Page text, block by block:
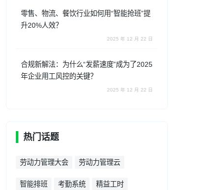
零售、物流、餐饮行业如何用“智能抢班”提
升20%人效？
2025 年 12 月 22 日
合规新解法：为什么“发薪速度”成为了2025
年企业用工风控的关键？
2025 年 12 月 22 日
热门话题
劳动力管理大会 劳动力管理云
智能排班 考勤系统 精益工时